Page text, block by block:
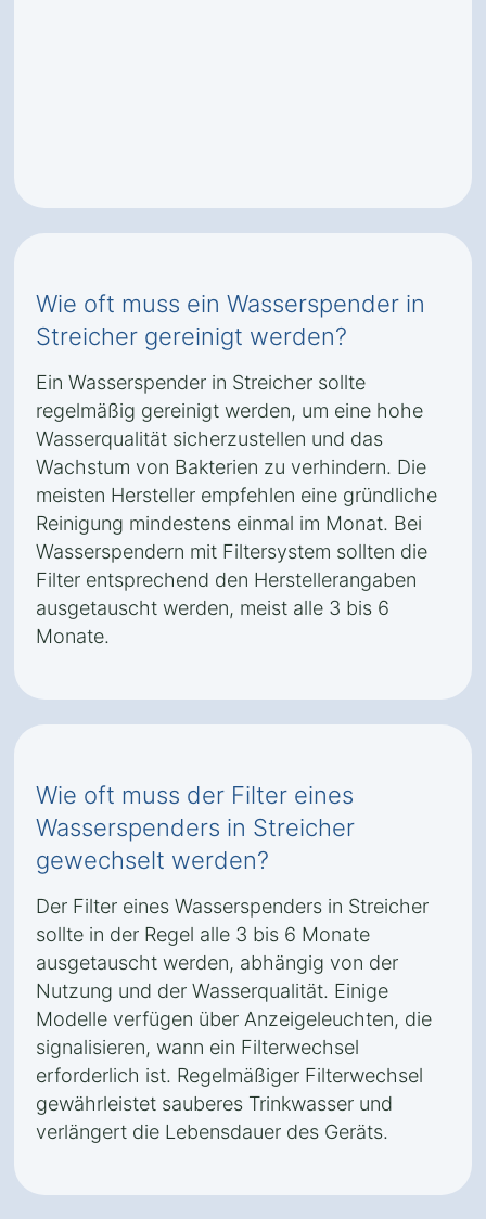
Wie oft muss ein Wasserspender in
Streicher gereinigt werden?
Ein Wasserspender in Streicher sollte
regelmäßig gereinigt werden, um eine hohe
Wasserqualität sicherzustellen und das
Wachstum von Bakterien zu verhindern. Die
meisten Hersteller empfehlen eine gründliche
Reinigung mindestens einmal im Monat. Bei
Wasserspendern mit Filtersystem sollten die
Filter entsprechend den Herstellerangaben
ausgetauscht werden, meist alle 3 bis 6
Monate.
Wie oft muss der Filter eines
Wasserspenders in Streicher
gewechselt werden?
Der Filter eines Wasserspenders in Streicher
sollte in der Regel alle 3 bis 6 Monate
ausgetauscht werden, abhängig von der
Nutzung und der Wasserqualität. Einige
Modelle verfügen über Anzeigeleuchten, die
signalisieren, wann ein Filterwechsel
erforderlich ist. Regelmäßiger Filterwechsel
gewährleistet sauberes Trinkwasser und
verlängert die Lebensdauer des Geräts.